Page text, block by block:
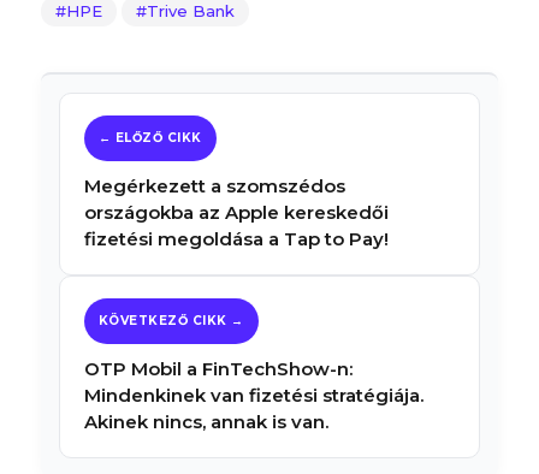
HPE Trive Bank
Megérkezett a szomszédos
országokba az Apple kereskedői
fizetési megoldása a Tap to Pay!
OTP Mobil a FinTechShow-n:
Mindenkinek van fizetési stratégiája.
Akinek nincs, annak is van.